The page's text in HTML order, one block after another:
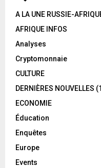
A LA UNE RUSSIE-
AFRIQUE INFOS
Analyses
Cryptomonnaie
CULTURE
DERNIÈRES NOUVELLES
ECONOMIE
Éducation
Enquêtes
Europe
Events